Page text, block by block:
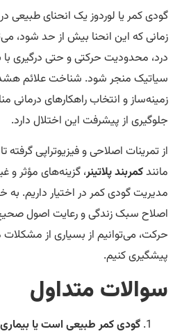
کمر یا لوردوز یک انحنای طبیعی در
که این انحنا بیش از حد شود،
محدودیت حرکتی و حتی درگیری با
منجر شود. شناخت علائم
و انتخاب راهکارهای درمانی
از پیشرفت این اختلال دارد.
تمرینات اصلاحی و فیزیوتراپی گرفته تا
کمربند پلاتینر، گزینه‌های مؤثر و
گودی کمر در اختیار داریم. به خاطر
سبک زندگی و رعایت اصول صحیح
می‌توانیم از بسیاری از مشکلات
کنیم.
متداول
گودی کمر طبیعی است یا بیماری